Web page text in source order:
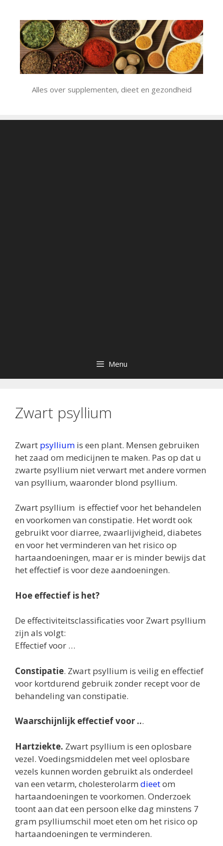
inhoud
Alles over supplementen, dieet en gezondheid
Menu
Zwart psyllium
Zwart psyllium is een plant. Mensen gebruiken
het zaad om medicijnen te maken. Pas op dat u
zwarte psyllium niet verwart met andere vormen
van psyllium, waaronder blond psyllium.
Zwart psyllium is effectief voor het behandelen
en voorkomen van constipatie. Het wordt ook
gebruikt voor diarree, zwaarlijvigheid, diabetes
en voor het verminderen van het risico op
hartaandoeningen, maar er is minder bewijs dat
het effectief is voor deze aandoeningen.
Hoe effectief is het?
De effectiviteitsclassificaties voor Zwart psyllium
zijn als volgt:
Effectief voor …
Constipatie. Zwart psyllium is veilig en effectief
voor kortdurend gebruik zonder recept voor de
behandeling van constipatie.
Waarschijnlijk effectief voor ...
Hartziekte. Zwart psyllium is een oplosbare
vezel. Voedingsmiddelen met veel oplosbare
vezels kunnen worden gebruikt als onderdeel
van een vetarm, cholesterolarm dieetom
hartaandoeningen te voorkomen. Onderzoek
toont aan dat een persoon elke dag minstens 7
gram psylliumschil moet eten om het risico op
hartaandoeningen te verminderen.